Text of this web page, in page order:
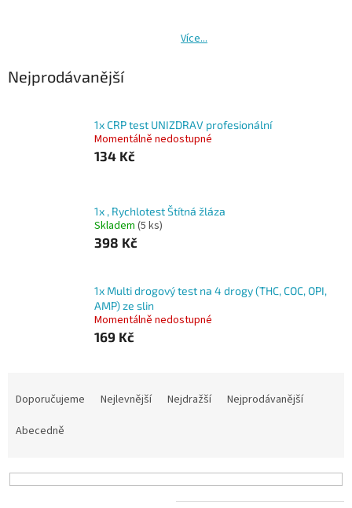
Více...
Nejprodávanější
1x CRP test UNIZDRAV profesionální
Momentálně nedostupné
134 Kč
1x , Rychlotest Štítná žláza
Skladem (5 ks)
398 Kč
1x Multi drogový test na 4 drogy (THC, COC, OPI,
AMP) ze slin
Momentálně nedostupné
169 Kč
p
Doporučujeme Nejlevnější Nejdražší
Nejprodávanější
Abecedně